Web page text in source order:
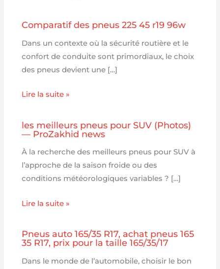
Comparatif des pneus 225 45 r19 96w
Dans un contexte où la sécurité routière et le
confort de conduite sont primordiaux, le choix
des pneus devient une […]
Lire la suite »
les meilleurs pneus pour SUV (Photos)
— ProZakhid news
À la recherche des meilleurs pneus pour SUV à
l’approche de la saison froide ou des
conditions météorologiques variables ? […]
Lire la suite »
Pneus auto 165/35 R17, achat pneus 165
35 R17, prix pour la taille 165/35/17
Dans le monde de l’automobile, choisir le bon